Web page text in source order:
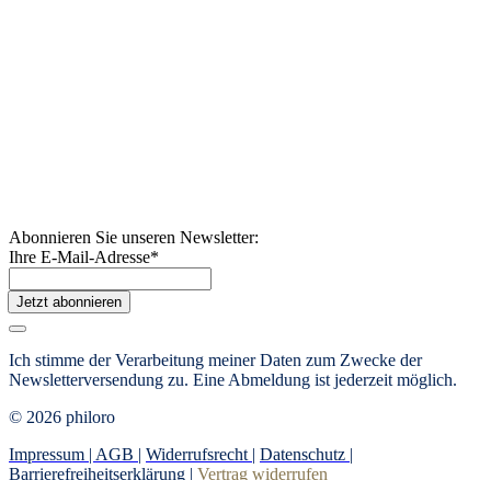
Abonnieren Sie unseren Newsletter:
Ihre E-Mail-Adresse*
Jetzt abonnieren
Ich stimme der Verarbeitung meiner Daten zum Zwecke der
Newsletterversendung zu. Eine Abmeldung ist jederzeit möglich.
© 2026 philoro
Impressum | AGB | Widerrufsrecht | Datenschutz |
Barrierefreiheitserklärung | Vertrag widerrufen